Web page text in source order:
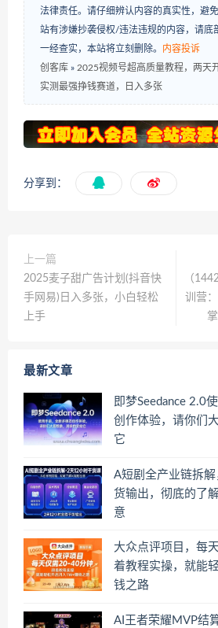
法律责任。请仔细辨认内容的真实性，避
站有涉嫌抄袭侵权/违法违规的内容，请底
一经查实，本站将立刻删除。
内容投诉
创客库 » 2025视频号超高质量教程，两天
实测最强挣钱赛道，日入多张
分享到：
上一篇
‌2025麦子甜广告计划(抖音快
手网易)日入多张，小白轻松
上手
（
训营
最新文章
即梦Seedance 2.0
创作体验，请你们
它
A短剧全产业链拆
货输出，彻底的了
意
大众点评项目，每
着教程实操，就能
钱之路
AI王者荣耀MVP结